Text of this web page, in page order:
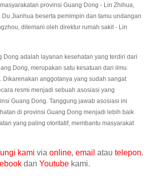
provinsi Guang Dong - Lin Zhihua,
Jianhua beserta pemimpin dan tamu undangan
ditemani oleh direktur rumah sakit - Lin
Dong adalah layanan kesehatan yang terdiri dari
Dong, merupakan satu kesatuan dari ilmu
anggotanya yang sudah sangat
resmi menjadi sebuah asosiasi yang
Guang Dong. Tanggung jawab asosiasi ini
di provinsi Guang Dong menjadi lebih baik
yang paling otoritatif, membantu masyarakat
kami via online, email atau telepon.
dan Youtube kami.